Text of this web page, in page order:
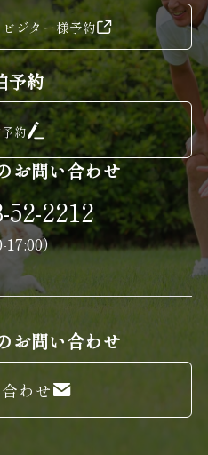
ジター様予約
予約
約
お問い合わせ
52-2212
17:00）
お問い合わせ
わせ